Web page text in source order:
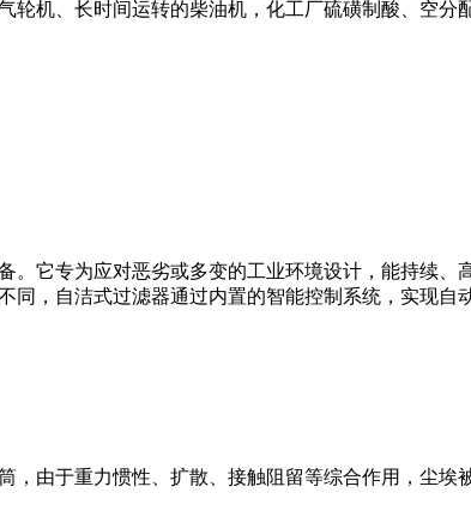
机、长时间运转的柴油机，化工厂硫磺制酸、空
。它专为应对恶劣或多变的工业环境设计，能持续、
，自洁式过滤器通过内置的智能控制系统，实现
由于重力惯性、扩散、接触阻留等综合作用，尘埃